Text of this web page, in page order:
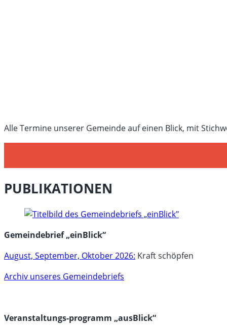
Alle Termine unserer Gemeinde auf einen Blick, mit
PUBLIKATIONEN
Gemeindebrief „einBlick“
August, September, Oktober 2026: Kraft schöpfen
Archiv unseres Gemeindebriefs
Veranstaltungs-programm „ausBlick“